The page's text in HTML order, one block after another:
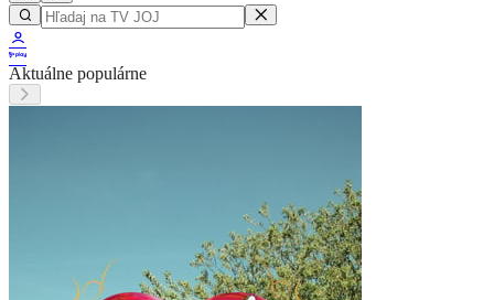
Aktuálne populárne